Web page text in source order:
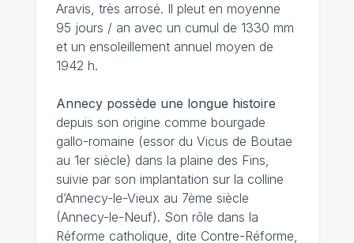
Aravis, très arrosé. Il pleut en moyenne
95 jours / an avec un cumul de 1330 mm
et un ensoleillement annuel moyen de
1942 h.
Annecy possède une longue histoire
depuis son origine comme bourgade
gallo-romaine (essor du Vicus de Boutae
au 1er siècle) dans la plaine des Fins,
suivie par son implantation sur la colline
d’Annecy-le-Vieux au 7ème siècle
(Annecy-le-Neuf). Son rôle dans la
Réforme catholique, dite Contre-Réforme,